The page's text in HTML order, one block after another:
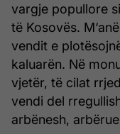
vargje popullore
të Kosovës.
vendit e
kaluarën. Në
vjetër, të cilat
vendi del
arbënesh,